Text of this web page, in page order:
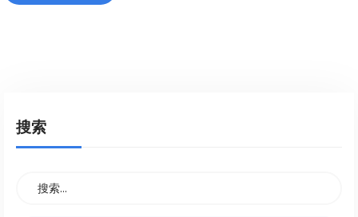
搜索